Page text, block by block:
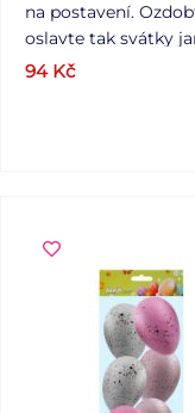
na postavení.
oslavte tak svátky
94 Kč